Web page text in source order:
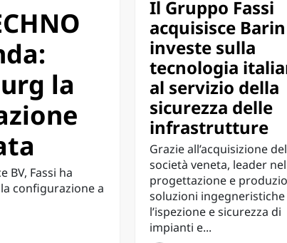
la
BV, Fassi ha
configurazione a
Il Gruppo Fassi
acquisisce
investe sulla
tecnologia
al servizio della
sicurezza delle
infrastrutture
Grazie all’acquisizione
società veneta, leader
progettazione e
soluzioni
l’ispezione e sicurezza di
impianti e...